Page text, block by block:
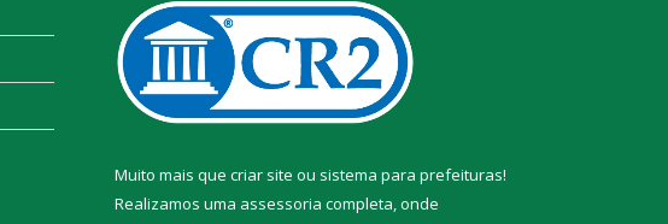
Muito mais que criar site ou sistema para prefeituras!
Realizamos uma assessoria completa, onde